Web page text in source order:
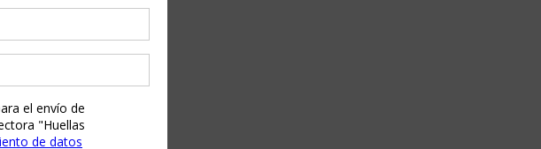
Calcetines Día
del Padre
16,00€
Show Details